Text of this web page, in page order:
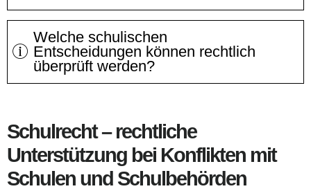
Welche schulischen
Entscheidungen können rechtlich
überprüft werden?
Schulrecht – rechtliche
Unterstützung bei Konflikten mit
Schulen und Schulbehörden